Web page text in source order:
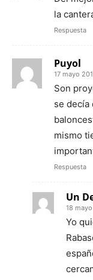
la
Respuesta
Puyol
17 mayo
Son
se decía
mismo
Respuesta
Un
18
Yo